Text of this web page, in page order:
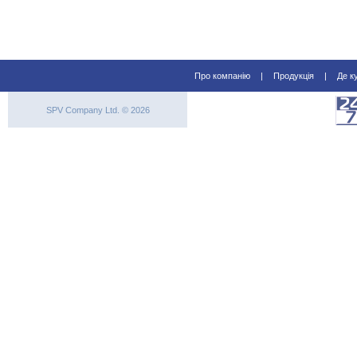
Про компанію | Продукція | Де
SPV Company Ltd. © 2026